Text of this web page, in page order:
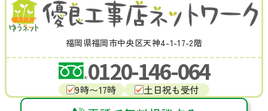
福岡県福岡市中央区天神4-1-17-2階
0120-146-064
9時〜17時 土日祝も受付